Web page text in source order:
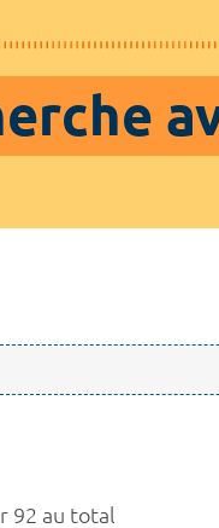
92 au total